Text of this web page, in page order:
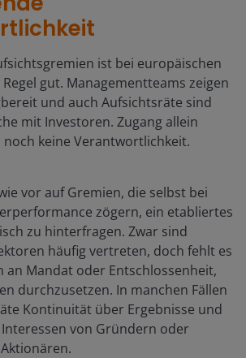
ist bei europäischen
gut. Managementteams zeigen
und auch Aufsichtsräte sind
mit Investoren. Zugang allein
keine Verantwortlichkeit.
vor auf Gremien, die selbst bei
zögern, ein etabliertes
zu hinterfragen. Zwar sind
häufig vertreten, doch fehlt es
an Mandat oder Entschlossenheit,
durchzusetzen. In manchen Fällen
Kontinuität über Ergebnisse und
von Gründern oder